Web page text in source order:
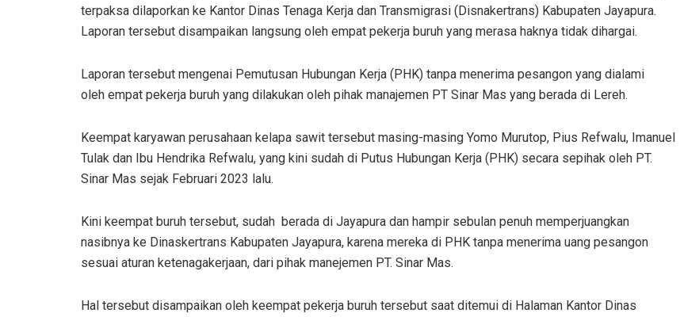
terpaksa dilaporkan ke Kantor Dinas Tenaga Kerja dan Transmigrasi (Disnakertrans) Kabupaten Jayapura.
Laporan tersebut disampaikan langsung oleh empat pekerja buruh yang merasa haknya tidak dihargai.
Laporan tersebut mengenai Pemutusan Hubungan Kerja (PHK) tanpa menerima pesangon yang dialami
oleh empat pekerja buruh yang dilakukan oleh pihak manajemen PT Sinar Mas yang berada di Lereh.
Keempat karyawan perusahaan kelapa sawit tersebut masing-masing Yomo Murutop, Pius Refwalu, Imanuel
Tulak dan Ibu Hendrika Refwalu, yang kini sudah di Putus Hubungan Kerja (PHK) secara sepihak oleh PT.
Sinar Mas sejak Februari 2023 lalu.
Kini keempat buruh tersebut, sudah berada di Jayapura dan hampir sebulan penuh memperjuangkan
nasibnya ke Dinaskertrans Kabupaten Jayapura, karena mereka di PHK tanpa menerima uang pesangon
sesuai aturan ketenagakerjaan, dari pihak manejemen PT. Sinar Mas.
Hal tersebut disampaikan oleh keempat pekerja buruh tersebut saat ditemui di Halaman Kantor Dinas